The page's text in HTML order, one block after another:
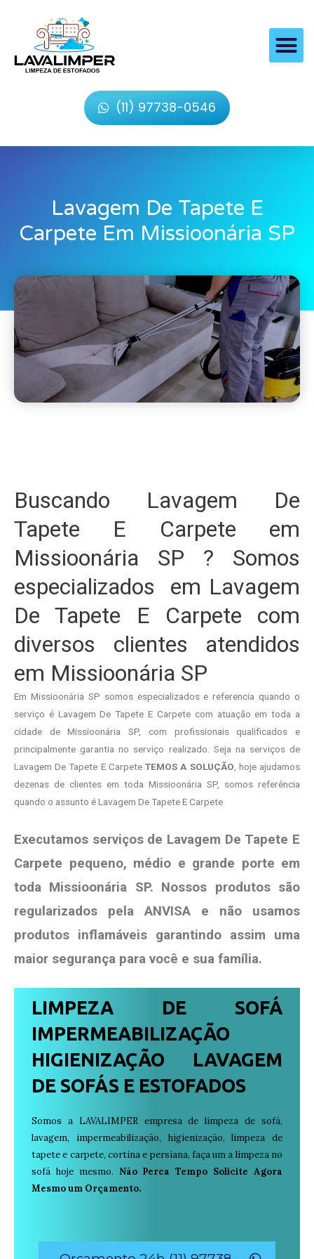
(11) 97738-0546
Lavagem De Tapete E
Carpete Em Missioonária SP
Buscando Lavagem De
Tapete E Carpete em
Missioonária SP ? Somos
especializados em Lavagem
De Tapete E Carpete com
diversos clientes atendidos
em Missioonária SP
Em Missioonária SP somos especializados e referencia quando o
serviço é Lavagem De Tapete E Carpete com atuação em toda a
cidade de Missioonária SP, com profissionais qualificados e
principalmente garantia no serviço realizado. Seja na serviços de
Lavagem De Tapete E CarpeteTEMOS A SOLUÇÃO , hoje ajudamos
dezenas de clientes em toda Missioonária SP, somos referência
quando o assunto é Lavagem De Tapete E Carpete.
Executamos serviços de Lavagem De Tapete E
Carpete pequeno, médio e grande porte em
toda Missioonária SP. Nossos produtos são
regularizados pela ANVISA e não usamos
produtos inflamáveis garantindo assim uma
maior segurança para você e sua família.
LIMPEZA DE SOFÁ
IMPERMEABILIZAÇÃO
HIGIENIZAÇÃO LAVAGEM
DE SOFÁS E ESTOFADOS
Somos a LAVALIMPER empresa de limpeza de sofá,
lavagem, impermeabilização, higienização, limpeza de
tapete e carpete, cortina e persiana, faça um a limpeza no
sofá hoje mesmo. Não Perca Tempo Solicite Agora
Mesmo um Orçamento.